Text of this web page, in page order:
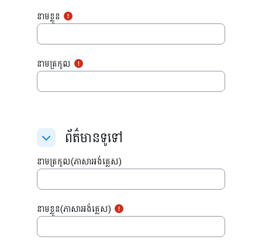
នាមខ្លួន
នាមត្រកូល
ព័ត៌មានទូទៅ
ព័ត៌មានទូទៅព័ត៌មានទូទៅ
នាមត្រកូល(ភាសាអង់គ្លេស)
នាមខ្លួន(ភាសាអង់គ្លេស)